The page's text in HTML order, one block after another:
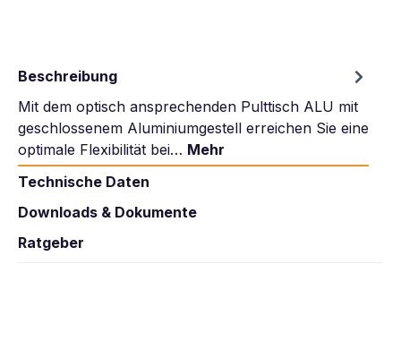
Beschreibung
Mit dem optisch ansprechenden Pulttisch ALU mit
geschlossenem Aluminiumgestell erreichen Sie eine
optimale Flexibilität bei… Mehr
Technische Daten
Downloads & Dokumente
Ratgeber